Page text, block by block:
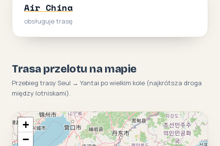
Air China
obsługuje trasę
Trasa przelotu na mapie
Przebieg trasy Seul → Yantai po wielkim kole (najkrótsza droga
między lotniskami).
+
−